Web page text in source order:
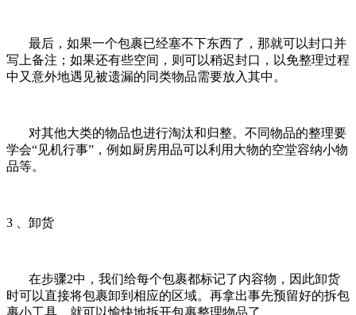
最后，如果一个包裹已经塞不下东西了，那就可以封口并
写上备注；如果还有些空间，则可以稍迟封口，以免整理过程
中又意外地遇见被遗漏的同类物品需要放入其中。
对其他大类的物品也进行淘汰和归整。不同物品的整理要
学会“见机行事”，例如厨房用品可以利用大物的空堂容纳小物
品等。
3 、卸货
在步骤2中，我们给每个包裹都标记了内容物，因此卸货
时可以直接将包裹卸到相应的区域。再拿出事先预留好的拆包
裹小工具，就可以愉快地拆开包裹整理物品了。